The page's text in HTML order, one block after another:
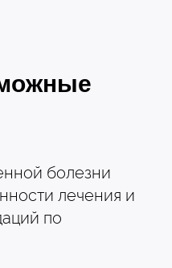
болезни
лечения и
по